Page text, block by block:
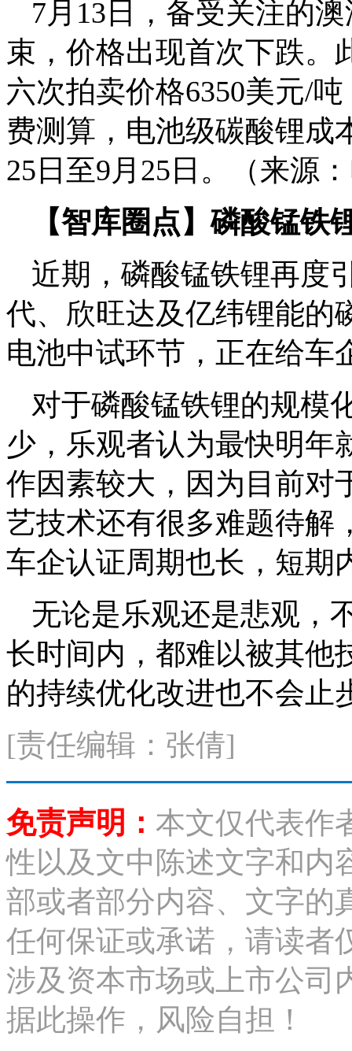
7月13日，备受关注的
束，价格出现首次下跌。
六次拍卖价格6350美元/
费测算，电池级碳酸锂成
25日至9月25日。（来源
【智库圈点】磷酸锰铁
近期，磷酸锰铁锂再度
代、欣旺达及亿纬锂能的
电池中试环节，正在给车
对于磷酸锰铁锂的规模
少，乐观者认为最快明年
作因素较大，因为目前对
艺技术还有很多难题待解
车企认证周期也长，短期
无论是乐观还是悲观，
长时间内，都难以被其他
的持续优化改进也不会止
[责任编辑：张倩]
免责声明： 本文仅代表作
性以及文中陈述文字和内
部或者部分内容、文字的
任何保证或承诺，请读者
涉及资本市场或上市公司
据此操作，风险自担！